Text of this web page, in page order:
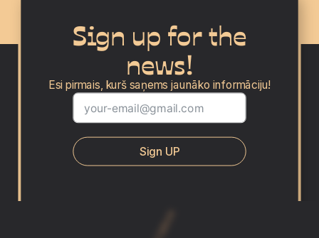
Sign up for the
news!
Esi pirmais, kurš saņems jaunāko informāciju!
Sign UP